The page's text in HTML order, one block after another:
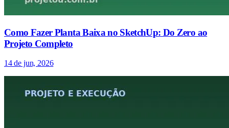
Como Fazer Planta Baixa no SketchUp: Do Zero ao
Projeto Completo
14 de jun, 2026